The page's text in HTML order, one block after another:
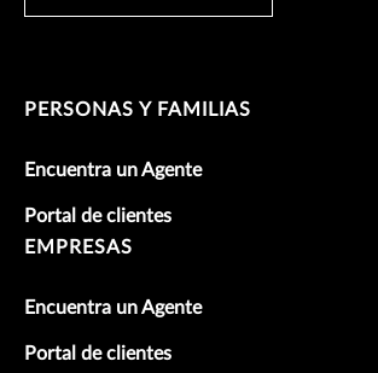
PERSONAS Y FAMILIAS
Encuentra un Agente
Portal de clientes
EMPRESAS
Encuentra un Agente
Portal de clientes